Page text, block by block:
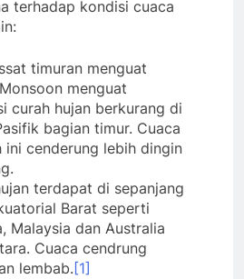
terhadap kondisi cuaca
timuran menguat
menguat
curah hujan berkurang di
bagian timur. Cuaca
ini cenderung lebih dingin
terdapat di sepanjang
Barat seperti
Malaysia dan Australia
Cuaca cendrung
lembab. [1]